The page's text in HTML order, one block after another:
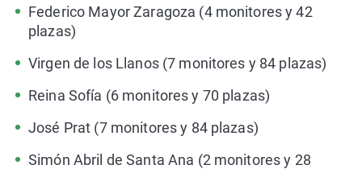
Federico Mayor Zaragoza (4 monitores y 42
plazas)
Virgen de los Llanos (7 monitores y 84 plazas)
Reina Sofía (6 monitores y 70 plazas)
José Prat (7 monitores y 84 plazas)
Simón Abril de Santa Ana (2 monitores y 28